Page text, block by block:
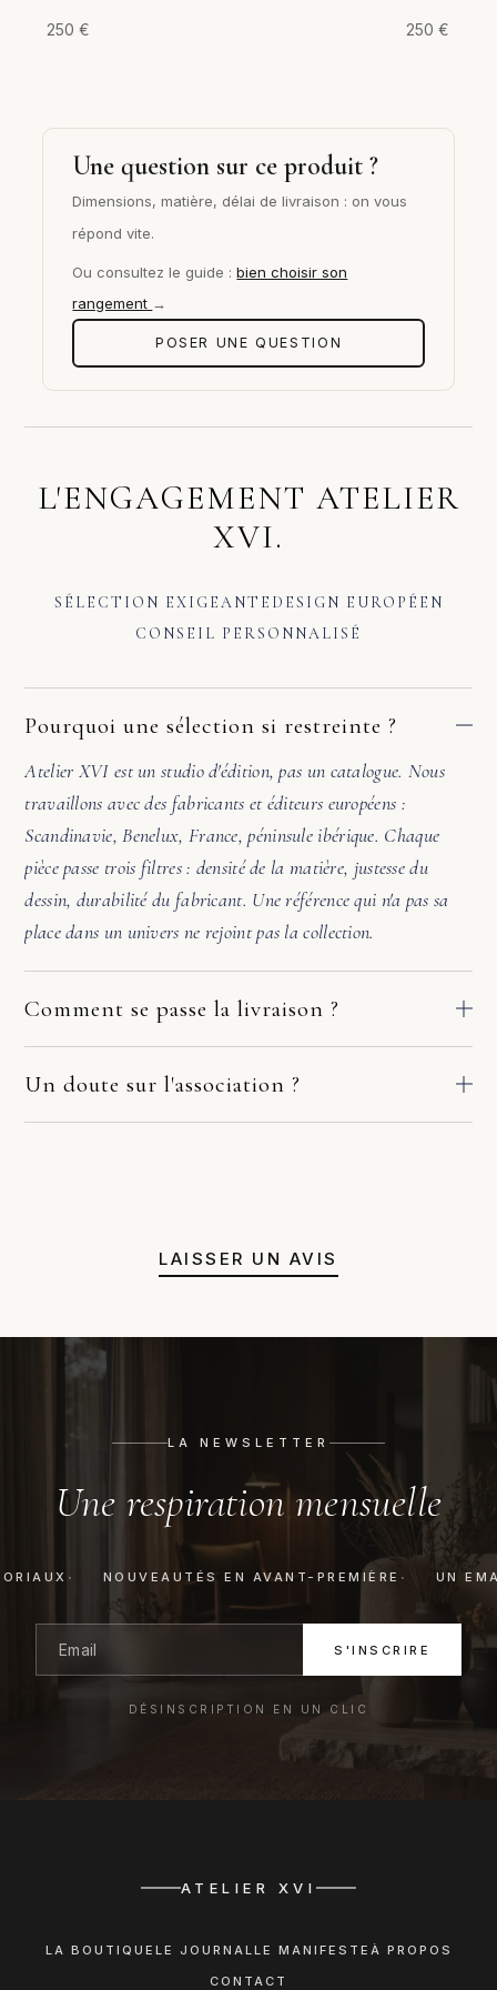
250€ 250 €
Une question sur ce produit ?
Dimensions, matière, délai de livraison : on vous
répond vite.
Ou consultez le guide :bien choisir son
rangement →
POSER UNE QUESTION
L'ENGAGEMENT ATELIER
XVI.
SÉLECTION EXIGEANTE DESIGN EUROPÉEN
CONSEIL PERSONNALISÉ
Pourquoi une sélection si restreinte ?
Atelier XVI est un studio d'édition, pas un catalogue. Nous
travaillons avec des fabricants et éditeurs européens :
Scandinavie, Benelux, France, péninsule ibérique. Chaque
pièce passe trois filtres : densité de la matière, justesse du
dessin, durabilité du fabricant. Une référence qui n'a pas sa
place dans un univers ne rejoint pas la collection.
Comment se passe la livraison ?
européens. Le délai dépend du fabricant et de votre adresse :
Un doute sur l'association ?
LAISSER UN AVIS
LA NEWSLETTER
Une respiration mensuelle
NOUVEAUTÉS EN AVANT-PREMIÈRE UN
S'INSCRIRE
DÉSINSCRIPTION EN UN CLIC
ATELIER XVI
LA BOUTIQUE LE JOURNALLE MANIFESTE À PROPOS
CONTACT